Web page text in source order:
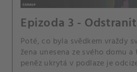
Epizoda 3 -
Poté, co byla svědkem vraždy
žena unesena ze svého domu a
peněz ukrytá v podlaze je